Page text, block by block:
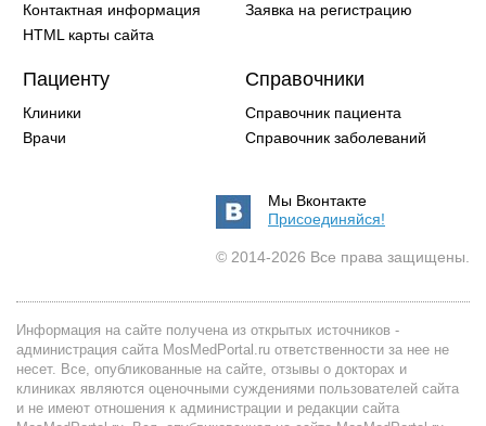
Контактная информация
HTML карты сайта
Заявка на регистрацию
Пациенту
Клиники
Врачи
Справочники
Справочник пациента
Справочник заболеваний
Мы Вконтакте
Присоединяйся!
© 2014-2026 Все права защищены.
Информация на сайте получена из открытых источников -
администрация сайта MosMedPortal.ru ответственности за нее не
несет. Все, опубликованные на сайте, отзывы о докторах и
клиниках являются оценочными суждениями пользователей сайта
и не имеют отношения к администрации и редакции сайта